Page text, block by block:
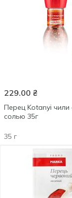
229.00 ₴
Перец Kotanyi чили
солью 35г
35 г